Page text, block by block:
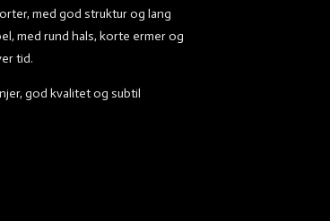
med god struktur og lang
med rund hals, korte ermer og
tid.
god kvalitet og subtil